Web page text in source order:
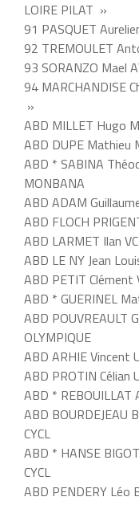
LOIRE PILAT »
91 PASQUET
92 TREMOULET
93 SORANZO Mael
94 MARCHANDISE
»
ABD MILLET Hugo
ABD DUPE Mathieu
ABD * SABINA
MONBANA
ABD ADAM
ABD FLOCH
ABD LARMET Ilan
ABD LE NY Jean
ABD PETIT Clément
ABD * GUERINEL
ABD POUVREAULT
OLYMPIQUE
ABD ARHIE Vincent
ABD PROTIN Célian
ABD * REBOUILLAT
ABD BOURDEJEAU
CYCL
ABD * HANSE
CYCL
ABD PENDERY Léo